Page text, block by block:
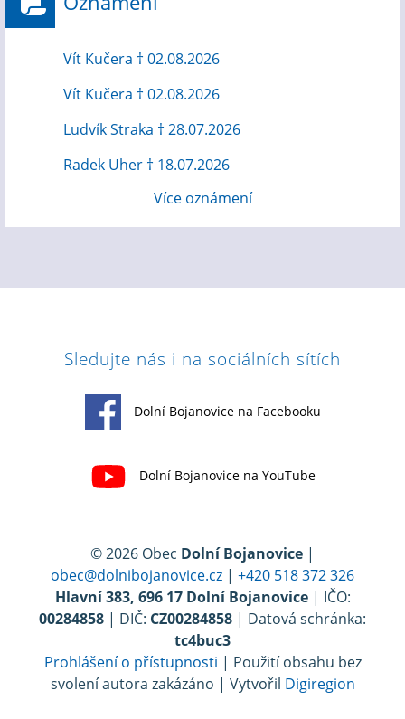
Vít Kučera † 02.08.2026
Vít Kučera † 02.08.2026
Ludvík Straka † 28.07.2026
Radek Uher † 18.07.2026
Více oznámení
Sledujte nás i na sociálních sítích
Dolní Bojanovice na Facebooku
Dolní Bojanovice na YouTube
© 2026 Obec Dolní Bojanovice |
obec@dolnibojanovice.cz | +420 518 372 326
Hlavní 383, 696 17 Dolní Bojanovice| IČO:
00284858 | DIČ: CZ00284858 | Datová schránka:
tc4buc3
Prohlášení o přístupnosti | Použití obsahu bez
svolení autora zakázáno | Vytvořil Digiregion